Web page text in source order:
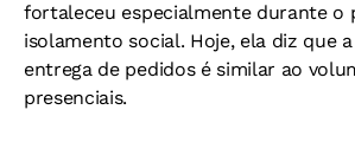
fortaleceu especialmente durante o
isolamento social. Hoje, ela diz que
entrega de pedidos é similar ao
presenciais.